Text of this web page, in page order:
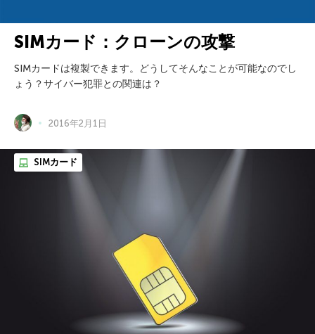
SIMカード：クローンの攻撃
SIMカードは複製できます。どうしてそんなことが可能なのでし
ょう？サイバー犯罪との関連は？
2016年2月1日
SIMカード